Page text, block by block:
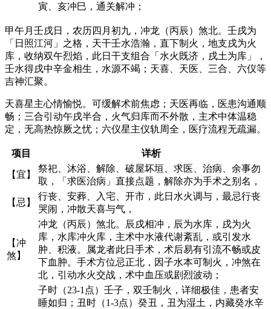
寅、亥冲巳，通关解冲；
甲午月壬戌日，农历四月初九，冲龙（丙辰）煞北。壬戌为
「日照江河」之格，天干壬水浩瀚，直下制火，地支戌为火
库，收纳双午烈焰，此日干支组合「水火既济，戌土为库」，
壬水得戌中辛金相生，水源不竭；天喜、天医、三合、六仪等
吉神汇聚。
天喜星主心情愉悦。可缓解术前焦虑；天医再临，医患沟通顺
畅；三合引动午戌半合，火气归库而不外散，主术中体温稳
定，无高热惊厥之忧；六仪星主仪轨周全，医疗流程无疏漏。
项目 详析
【宜】
祭祀、沐浴、解除、破屋坏垣、求医、治病、余事勿
取，「求医治病」直接点题，解除亦为手术之别名，
【忌】
行丧、安葬、入宅、开市，此日水火调与，最忌行丧
哭闹，冲散天喜与气，
【冲
煞】
冲龙（丙辰）煞北。辰戌相冲，辰为水库，戌为火
库，水库冲火库，主术中水液代谢紊乱，或引发水
肿、积液。属龙者此日手术，术后易有引流不畅或皮
下血肿。手术方位忌正北，因子水本可制火，冲煞在
北，引动水火交战，术中血压或剧烈波动；
子时（23-1点）壬子，双壬制火，详细极佳，患者安
睡如归；丑时（1-3点）癸丑，丑为湿土，内藏癸水辛